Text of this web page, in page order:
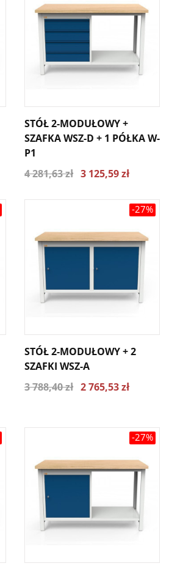
STÓŁ 2-MODUŁOWY +
SZAFKA WSZ-D + 1 PÓŁKA W-
P1
4 281,63 zł 3 125,59 zł
-27%
STÓŁ 2-MODUŁOWY + 2
SZAFKI WSZ-A
3 788,40 zł 2 765,53 zł
-27%